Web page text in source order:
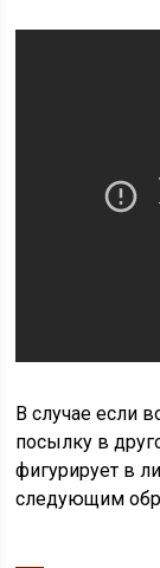
В случае если
посылку в
фигурирует в
следующим